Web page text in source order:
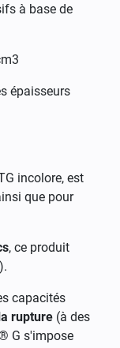
à base de
épaisseurs
incolore, est
que pour
, ce produit
capacités
rupture (à des
G s'impose